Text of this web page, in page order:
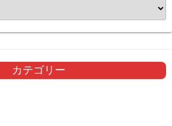
カテゴリー